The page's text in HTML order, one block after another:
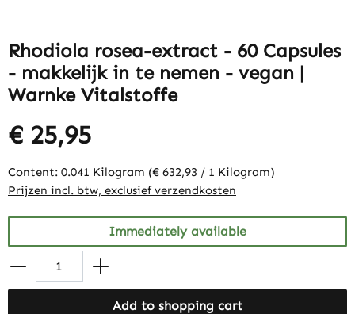
Rhodiola rosea-extract - 60 Capsules
- makkelijk in te nemen - vegan |
Warnke Vitalstoffe
€ 25,95
Content: 0.041 Kilogram (€ 632,93 / 1 Kilogram)
Prijzen incl. btw, exclusief verzendkosten
Immediately available
Add to shopping cart